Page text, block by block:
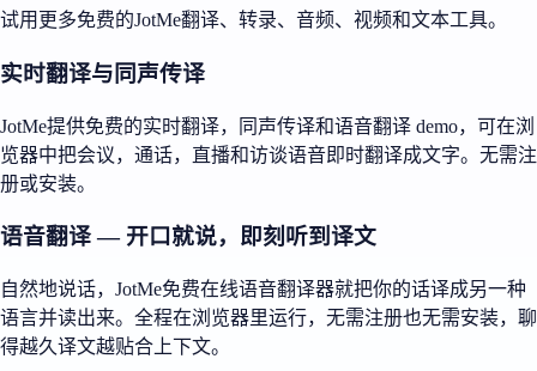
试用更多免费的JotMe翻译、转录、音频、视频和文本工具。
实时翻译与同声传译
JotMe提供免费的实时翻译，同声传译和语音翻译 demo，可在浏
览器中把会议，通话，直播和访谈语音即时翻译成文字。无需注
册或安装。
语音翻译 — 开口就说，即刻听到译文
自然地说话，JotMe免费在线语音翻译器就把你的话译成另一种
语言并读出来。全程在浏览器里运行，无需注册也无需安装，聊
得越久译文越贴合上下文。